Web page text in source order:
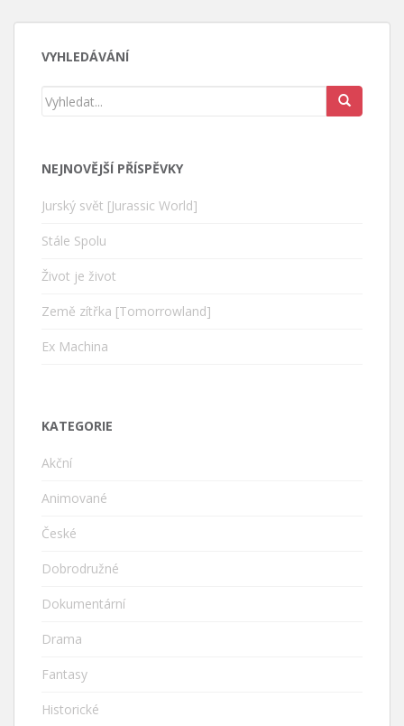
VYHLEDÁVÁNÍ
NEJNOVĚJŠÍ PŘÍSPĚVKY
Jurský svět [Jurassic World]
Stále Spolu
Život je život
Země zítřka [Tomorrowland]
Ex Machina
KATEGORIE
Akční
Animované
České
Dobrodružné
Dokumentární
Drama
Fantasy
Historické